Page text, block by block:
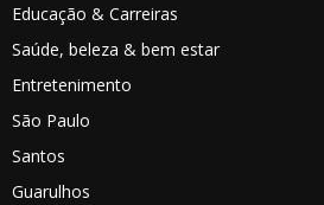
Educação & Carreiras
Saúde, beleza & bem estar
Entretenimento
São Paulo
Santos
Guarulhos